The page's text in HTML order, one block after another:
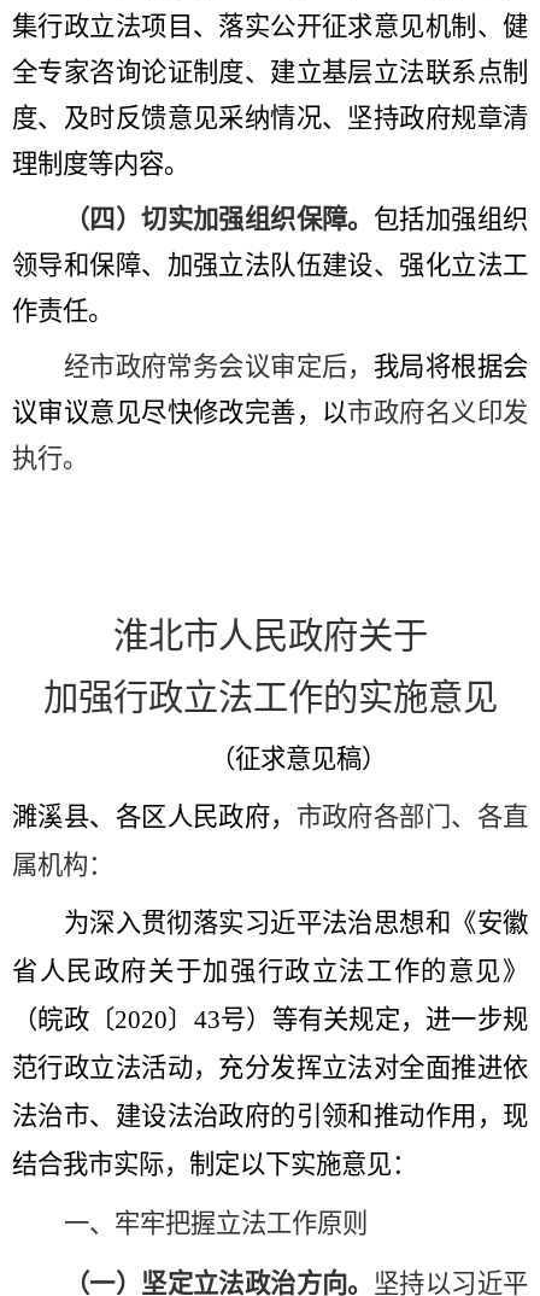
集行政立法项目 、 落实公开征求意见机制 、健
全专家咨询论证制度、建立基层立法联系点制
度、及时反馈意见采纳情况、坚持政府规章清
理制度等内容。
（四）切实加强组织保障。 包括加强组织
领导和保障、加强立法队伍建设、 强化立法工
作责任。
经市政府常务会议审定后， 我局将根据会
议审议意见尽快修改完善，以市政府名义印发
执行。
淮北市人民政府关于
加强行政立法工作的实施意见
（征求意见稿）
濉溪县、 各区人民政府， 市政府各部门、各直
属机构：
为深入贯彻落实习近平法治思想和《安徽
省人民政府关于加强行政立法工作的意见》
（皖政〔2020〕43号）等有关规定，进一步规
范行政立法活动，充分发挥立法对全面推进依
法治市、建设法治政府的引领和推动作用，现
结合我市实际，制定以下实施意见：
一、牢牢把握立法工作原则
（一）坚定立法政治方向。 坚持以习近平